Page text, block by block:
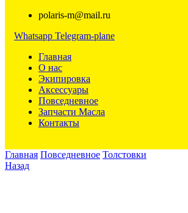
polaris-m@mail.ru
Whatsapp Telegram-plane
Главная
О нас
Экипировка
Аксессуары
Повседневное
Запчасти Масла
Контакты
Главная Повседневное Толстовки
Назад